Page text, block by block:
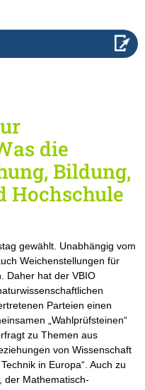
die
Bildung,
Hochschule
gewählt. Unabhängig vom
Weichenstellungen für
Daher hat der VBIO
Parteien einen
„Wahlprüfsteinen“
zu Themen aus
von Wissenschaft
in Europa“. Auch zu
der Mathematisch-